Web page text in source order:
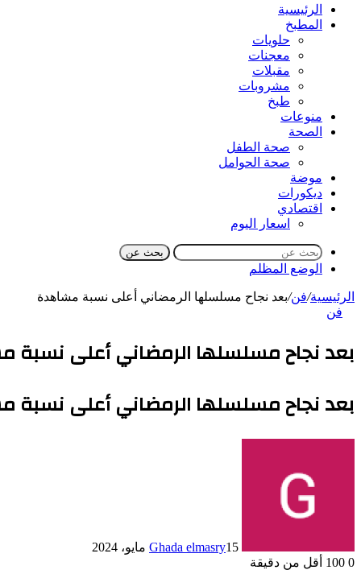
الرئيسية
المطبخ
حلويات
معجنات
مقبلات
مشروبات
طبخ
منوعات
الصحة
صحة الطفل
صحة الحوامل
موضة
ديكورات
اقتصادي
اسعار اليوم
بحث عن
الوضع المظلم
الرئيسية/فن/بعد نجاح مسلسلها الرمضاني أعلى نسبة مشاهدة
فن
بعد نجاح مسلسلها الرمضاني أعلى نسبة
بعد نجاح مسلسلها الرمضاني أعلى نسبة
Ghada elmasry15 مايو، 2024
0
أقل من دقيقة